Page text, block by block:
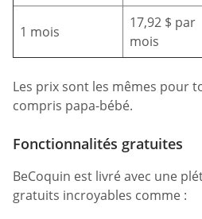
1 mois
17,92 $ par
mois
Les prix sont les mêmes pour
compris papa-bébé.
Fonctionnalités gratuites
BeCoquin est livré avec une
gratuits incroyables comme :